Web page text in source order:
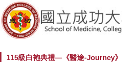
115級白袍典禮—《醫途-Journey》